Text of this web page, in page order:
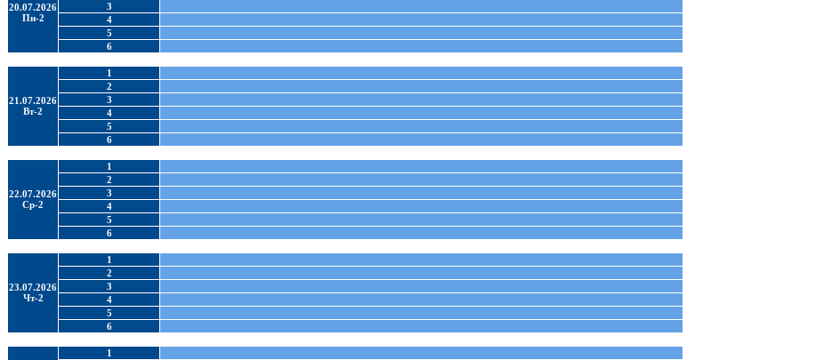
20.07.2026
Пн-2
3
4
5
6
21.07.2026
Вт-2
1
2
3
4
5
6
22.07.2026
Ср-2
1
2
3
4
5
6
23.07.2026
Чт-2
1
2
3
4
5
6
1